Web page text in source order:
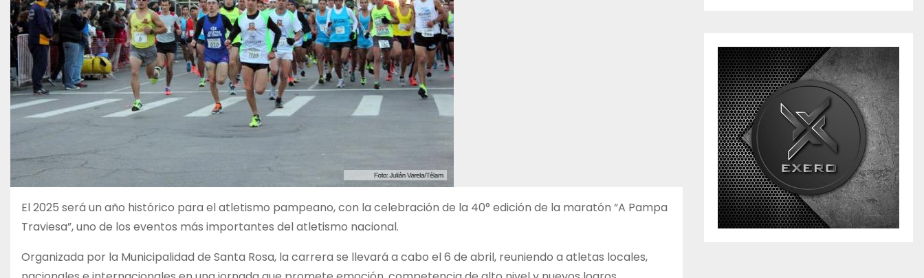
El 2025 será un año histórico para el atletismo pampeano, con la celebración de la 40° edición de la maratón “A Pampa
Traviesa”, uno de los eventos más importantes del atletismo nacional.
Organizada por la Municipalidad de Santa Rosa, la carrera se llevará a cabo el 6 de abril, reuniendo a atletas locales,